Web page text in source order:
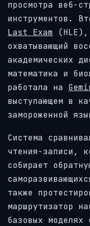
просмотра веб-
инструментов.
Last Exam (HLE),
охватывающий
академических
математика и
работала на
выступающем в
замороженной
Система
чтения-записи,
собирает
также
маршрутизатор
базовых моделях